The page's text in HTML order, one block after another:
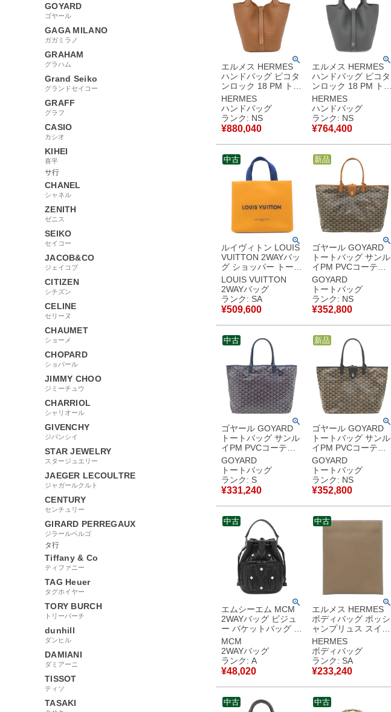
GOYARD
ゴヤール
GAGA MILANO
ガガミラノ
GRAHAM
グラハム
Grand Seiko
グランドセイコー
GRAFF
グラフ
CASIO
カシオ
KIHEI
喜平
サ行
CHANEL
シャネル
ZENITH
ゼニス
SEIKO
セイコー
JACOB&CO
ジェイコブ
CITIZEN
シチズン
CELINE
セリーヌ
CHAUMET
ショーメ
CHOPARD
ショパール
JIMMY CHOO
ジミーチュウ
CHARRIOL
シャリオール
GIVENCHY
ジバンシイ
STAR JEWELRY
スタージュエリー
JAEGER LECOULTRE
ジャガールクルト
CENTURY
センチュリー
GIRARD PERREGAUX
ジラールペルゴ
タ行
Tiffany & Co
ティファニー
TAG Heuer
タグホイヤー
TORY BURCH
トリーバーチ
dunhill
ダンヒル
DAMIANI
ダミアーニ
TISSOT
ティソ
TASAKI
エルメス HERMES
ハンドバッグ ピコタ
ンロック 18 PM トリ
ヨンクレマンス ゴー
ルド ゴールド金具 新
品 未使用 茶 2026年
製 G 【箱】 【中
古】未使用保管品
HERMES
ハンドバッグ
ランク: NS
¥880,040
エルメス HERMES
ハンドバッグ ピコタ
ンロック 18 PM トリ
ヨンクレマンス グリ
ミスティ シルバー金
具 新品 未使用 グレ
ー 2026年製 G
【箱】 【中古】未使
用保管品
HERMES
ハンドバッグ
ランク: NS
¥764,400
ルイヴィトン LOUIS
VUITTON 2WAYバッ
グ ショッパー トート
MINI レザー サフラ
ン シルバー金具 トー
ト ショルダー
M28310 【保存袋】
【中古】新品同様品
LOUIS VUITTON
2WAYバッグ
ランク: SA
¥509,600
中古
ゴヤール GOYARD
トートバッグ サンル
イPM PVCコーティ
ングキャンバス ゴヤ
ールディンキャンバ
ス シュヴロッシュカ
ーフスキン ブラック
×タン シルバー金具
バッグクリップ付き
リバーシブル 【保存
袋】 【新品】
GOYARD
トートバッグ
ランク: NS
¥352,800
新品
ゴヤール GOYARD
トートバッグ サンル
イPM PVCコーティ
ングキャンバス ゴヤ
ールディンキャンバ
ス シュヴロッシュカ
ーフスキン ネイビー
ブルー シルバー金具
リバーシブル ヘリン
ボーン 【保存袋】
【中古】未使用保管
GOYARD
トートバッグ
ランク: S
¥331,240
中古
ゴヤール GOYARD
トートバッグ サンル
イPM PVCコーティ
ングキャンバス ゴヤ
ールディンキャンバ
ス シュヴロッシュカ
ーフスキン ブラック
シルバー金具 バッグ
クリップ付き リバー
シブル 新品 未使用
【新品】
GOYARD
トートバッグ
ランク: NS
¥352,800
新品
エムシーエム MCM
2WAYバッグ ビジュ
ー バケットバッグ レ
ザー ブラック ガンメ
タル金具 黒 巾着バッ
グ ハンドバッグ ショ
ルダー 【中古】中古
美品
MCM
2WAYバッグ
ランク: A
¥48,020
中古
エルメス HERMES
ボディバッグ ポッシ
ャンプリュス スイフ
ト エトゥープ シルバ
ー金具 グレージュ シ
ェーヌダンクル U
【保存袋】 【中古】
新品同様品
HERMES
ボディバッグ
ランク: SA
¥233,240
中古
中古 中古